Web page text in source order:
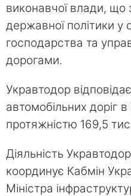
виконавчої влади, що
державної політики у
господарства та
дорогами.
Укравтодор
автомобільних доріг в
протяжністю 169,5
Діяльність
координує Кабмін
Міністра